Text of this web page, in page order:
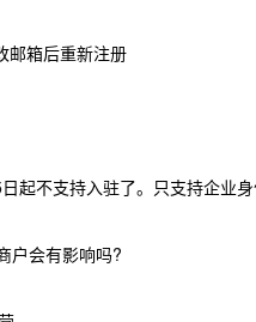
邮箱后重新注册
起不支持入驻了。只支持企业
户会有影响吗?